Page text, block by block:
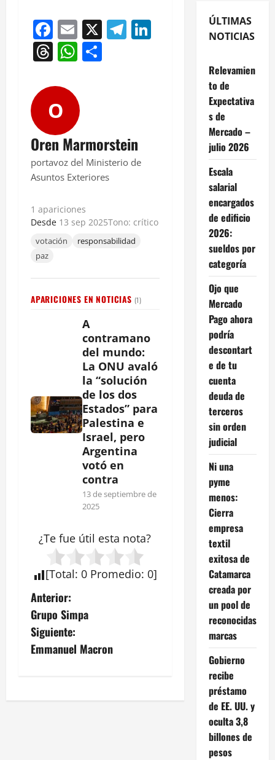
Facebook
Email
X Telegram
LinkedIn
Threads
WhatsApp
O
Oren Marmorstein
portavoz del Ministerio de
Asuntos Exteriores
1 apariciones
Desde 13 sep 2025Tono: crítico
votación
responsabilidad
paz
APARICIONES EN NOTICIAS (1)
A
contramano
del mundo:
La ONU avaló
la “solución
de los dos
Estados” para
Palestina e
Israel, pero
Argentina
votó en
contra
13 de septiembre de
2025
¿Te fue útil esta nota?
[Total: 0 Promedio: 0]
N
a
v
g
Anterior:
Grupo Simpa
Siguiente:
Emmanuel Macron
ÚLTIMAS
NOTICIAS
Relevamien
to de
Expectativa
s de
Mercado –
julio 2026
Escala
salarial
encargados
de edificio
2026:
sueldos por
categoría
Ojo que
Mercado
Pago ahora
podría
descontart
e de tu
cuenta
deuda de
terceros
sin orden
judicial
Ni una
pyme
menos:
Cierra
empresa
textil
exitosa de
Catamarca
creada por
un pool de
reconocidas
marcas
Gobierno
recibe
préstamo
de EE. UU. y
oculta 3,8
billones de
pesos